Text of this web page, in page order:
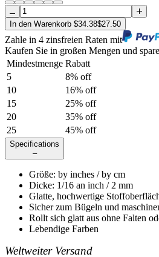
In den Warenkorb $34.38$27.50
Zahle in 4 zinsfreien Raten mit
Kaufen Sie in großen Mengen und
Mindestmenge Rabatt
5
8% off
10
16% off
15
25% off
20
35% off
25
45% off
Specifications
–
Größe: by inches / by cm
Dicke: 1/16 an inch / 2 mm
Glatte, hochwertige
Sicher zum Bügeln und
Rollt sich glatt aus ohne Falten
Lebendige Farben
Weltweiter Versand